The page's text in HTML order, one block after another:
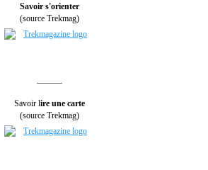
Savoir s'orienter
(source Trekmag)
Savoir lire une carte
(source Trekmag)